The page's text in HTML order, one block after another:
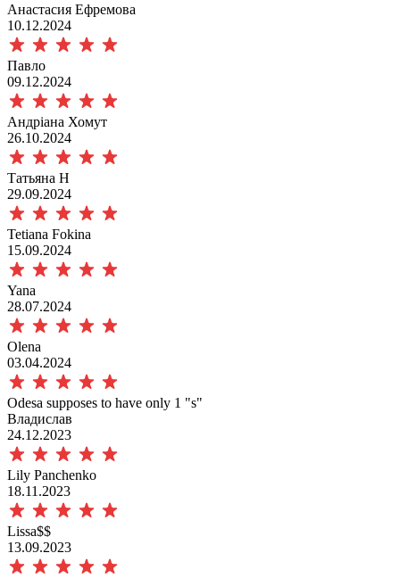
Анастасия Ефремова
10.12.2024
Павло
09.12.2024
Андріана Хомут
26.10.2024
Татьяна Н
29.09.2024
Tetiana Fokina
15.09.2024
Yana
28.07.2024
Olena
03.04.2024
Odesa supposes to have only 1 "s"
Владислав
24.12.2023
Lily Panchenko
18.11.2023
Lissa$$
13.09.2023